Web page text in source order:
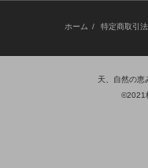
ホーム / 特定商取引
天、自然の恵
©2021